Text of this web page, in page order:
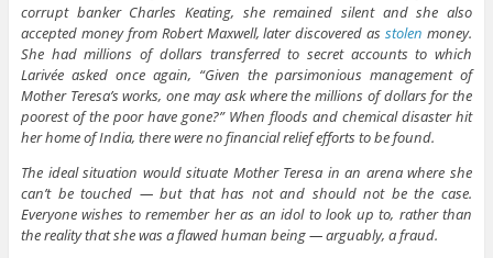
corrupt banker Charles Keating, she remained silent and she also
accepted money from Robert Maxwell, later discovered asstolen money.
She had millions of dollars transferred to secret accounts to which
Larivée asked once again, “Given the parsimonious management of
Mother Teresa’s works, one may ask where the millions of dollars for the
poorest of the poor have gone?” When floods and chemical disaster hit
her home of India, there were no financial relief efforts to be found.
The ideal situation would situate Mother Teresa in an arena where she
can’t be touched — but that has not and should not be the case.
Everyone wishes to remember her as an idol to look up to, rather than
the reality that she was a flawed human being — arguably, a fraud.